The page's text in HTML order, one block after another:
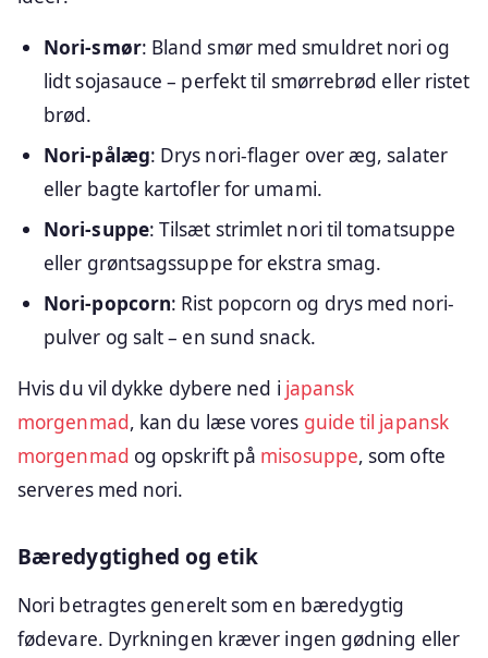
Nori-smør: Bland smør med smuldret nori og
lidt sojasauce – perfekt til smørrebrød eller ristet
brød.
Nori-pålæg: Drys nori-flager over æg, salater
eller bagte kartofler for umami.
Nori-suppe: Tilsæt strimlet nori til tomatsuppe
eller grøntsagssuppe for ekstra smag.
Nori-popcorn: Rist popcorn og drys med nori-
pulver og salt – en sund snack.
Hvis du vil dykke dybere ned i japansk
morgenmad, kan du læse vores guide til japansk
morgenmad og opskrift på misosuppe, som ofte
serveres med nori.
Bæredygtighed og etik
Nori betragtes generelt som en bæredygtig
fødevare. Dyrkningen kræver ingen gødning eller